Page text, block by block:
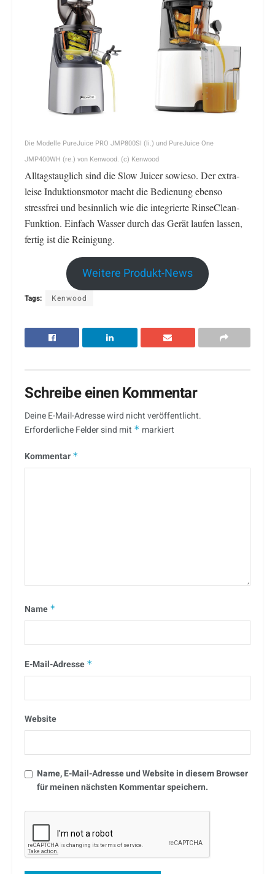
Die Modelle PureJuice PRO JMP800SI (li.) und PureJuice One
JMP400WH (re.) von Kenwood. (c) Kenwood
Alltagstauglich sind die Slow Juicer sowieso. Der extra-
leise Induktionsmotor macht die Bedienung ebenso
stressfrei und besinnlich wie die integrierte RinseClean-
Funktion. Einfach Wasser durch das Gerät laufen lassen,
fertig ist die Reinigung.
Weitere Produkt-News
Tags: Kenwood
Schreibe einen Kommentar
Deine E-Mail-Adresse wird nicht veröffentlicht.
Erforderliche Felder sind mit * markiert
Kommentar *
Name *
E-Mail-Adresse *
Website
Name, E-Mail-Adresse und Website in diesem Browser
für meinen nächsten Kommentar speichern.